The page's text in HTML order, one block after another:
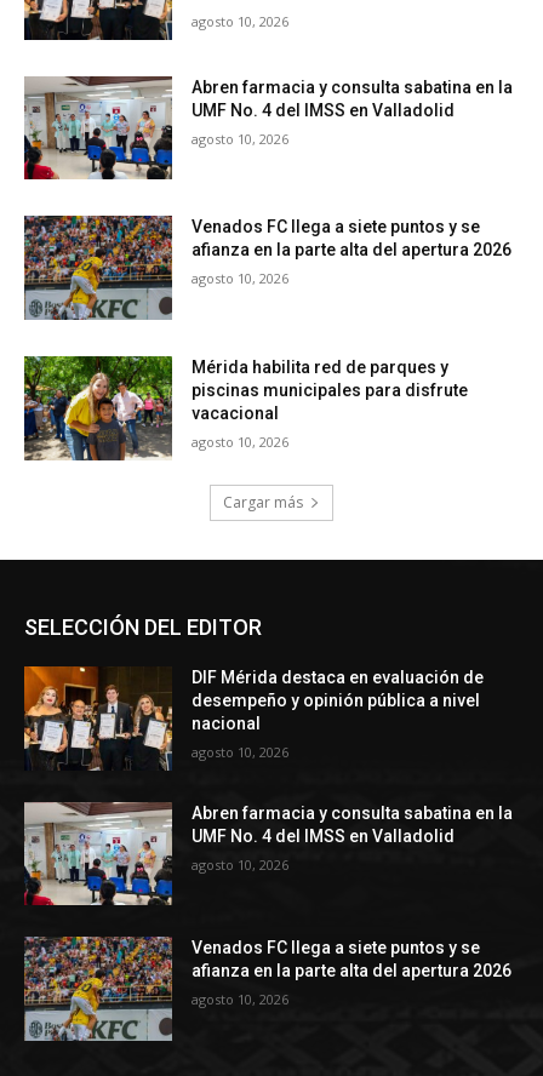
SELECCIÓN DEL EDITOR
DIF Mérida destaca en evaluación de
desempeño y opinión pública a nivel
nacional
agosto 10, 2026
Abren farmacia y consulta sabatina en la
UMF No. 4 del IMSS en Valladolid
agosto 10, 2026
Venados FC llega a siete puntos y se
afianza en la parte alta del apertura 2026
agosto 10, 2026